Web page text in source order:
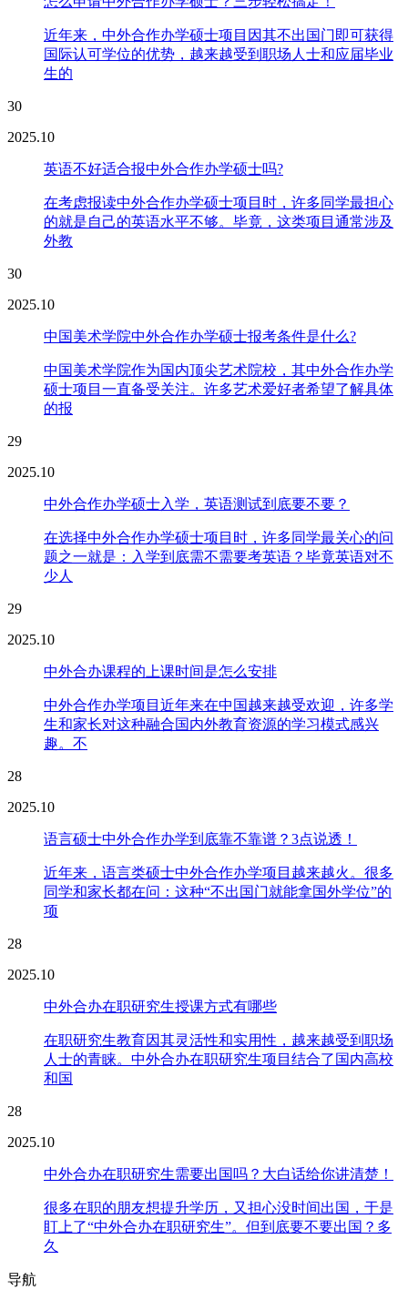
近年来，中外合作办学硕士项目因其不出国门即可获得
国际认可学位的优势，越来越受到职场人士和应届毕业
生的
30
2025.10
英语不好适合报中外合作办学硕士吗?
在考虑报读中外合作办学硕士项目时，许多同学最担心
的就是自己的英语水平不够。毕竟，这类项目通常涉及
外教
30
2025.10
中国美术学院中外合作办学硕士报考条件是什么?
中国美术学院作为国内顶尖艺术院校，其中外合作办学
硕士项目一直备受关注。许多艺术爱好者希望了解具体
的报
29
2025.10
中外合作办学硕士入学，英语测试到底要不要？
在选择中外合作办学硕士项目时，许多同学最关心的问
题之一就是：入学到底需不需要考英语？毕竟英语对不
少人
29
2025.10
中外合办课程的上课时间是怎么安排
中外合作办学项目近年来在中国越来越受欢迎，许多学
生和家长对这种融合国内外教育资源的学习模式感兴
趣。不
28
2025.10
语言硕士中外合作办学到底靠不靠谱？3点说透！
近年来，语言类硕士中外合作办学项目越来越火。很多
同学和家长都在问：这种“不出国门就能拿国外学位”的
项
28
2025.10
中外合办在职研究生授课方式有哪些
在职研究生教育因其灵活性和实用性，越来越受到职场
人士的青睐。中外合办在职研究生项目结合了国内高校
和国
28
2025.10
中外合办在职研究生需要出国吗？大白话给你讲清楚！
很多在职的朋友想提升学历，又担心没时间出国，于是
盯上了“中外合办在职研究生”。但到底要不要出国？多
久
导航